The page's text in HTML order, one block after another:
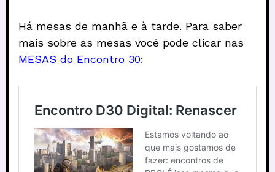
Há mesas de manhã e à tarde. Para saber
mais sobre as mesas você pode clicar nas
MESAS do Encontro 30: